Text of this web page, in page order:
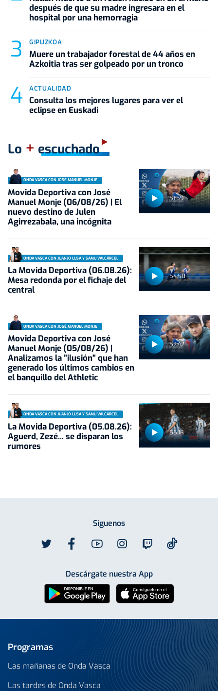
después de que su madre ingresara en el
hospital por una hemorragia
GIPUZKOA
Muere un trabajador forestal de 44 años en
Azkoitia tras ser golpeado por un tronco
ACTUALIDAD
Consulta los mejores lugares para ver el
eclipse en Euskadi
Lo + escuchado
51:59
ONDA VASCA CON JOSÉ MANUEL MONJE
Movida Deportiva con José
Manuel Monje (06/08/26) | El
nuevo destino de Julen
Agirrezabala, una incógnita
54:50
ONDA VASCA CON JUANJO LUSA Y SAMU VALCÁRCEL
La Movida Deportiva (06.08.26):
Mesa redonda por el fichaje del
central
52:42
ONDA VASCA CON JOSÉ MANUEL MONJE
Movida Deportiva con José
Manuel Monje (05/08/26) |
Analizamos la "ilusión" que han
generado los últimos cambios en
el banquillo del Athletic
55:18
ONDA VASCA CON JUANJO LUSA Y SAMU VALCÁRCEL
La Movida Deportiva (05.08.26):
Aguerd, Zezé... se disparan los
rumores
Síguenos
Descárgate nuestra App
Programas
Las mañanas de Onda Vasca
Las tardes de Onda Vasca